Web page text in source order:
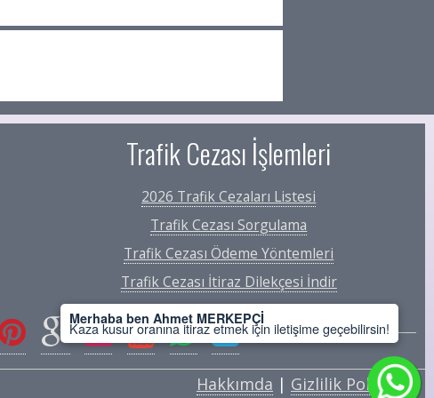
Merhaba ben Ahmet MERKEPÇİ
Kaza kusur oranına itiraz etmek için iletişime geçebilirsin!
Trafik Cezası İşlemleri
2026 Trafik Cezaları Listesi
Trafik Cezası Sorgulama
Trafik Cezası Ödeme Yöntemleri
Trafik Cezası İtiraz Dilekçesi İndir
Hakkımda | Gizlilik Politikası